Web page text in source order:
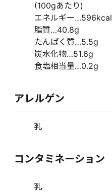
(100gあたり)
エネルギー…596kcal
脂質…40.8g
たんぱく質…5.5g
炭水化物…51.6g
食塩相当量…0.2g
アレルゲン
乳
コンタミネーション
乳